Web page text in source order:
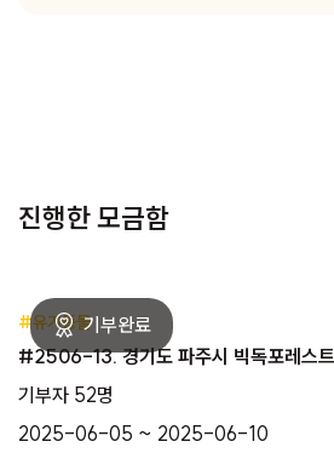
진행한 모금함
#유기동물
#2506-13. 경기도 파주시 빅독포레스트
기부자 52명
2025-06-05 ~ 2025-06-10